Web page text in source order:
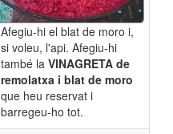
Afegiu-hi el blat de moro i,
si voleu, l'api. Afegiu-hi
també la VINAGRETA de
remolatxa i blat de moro
que heu reservat i
barregeu-ho tot.